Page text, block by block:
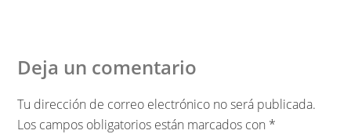
Deja un comentario
Tu dirección de correo electrónico no será publicada.
Los campos obligatorios están marcados con *